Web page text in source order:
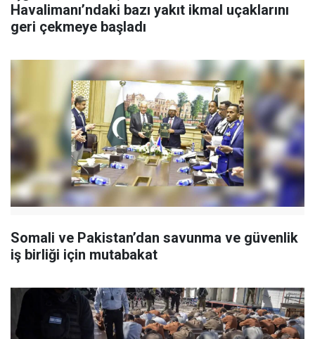
Havalimanı’ndaki bazı yakıt ikmal uçaklarını
geri çekmeye başladı
Somali ve Pakistan’dan savunma ve güvenlik
iş birliği için mutabakat